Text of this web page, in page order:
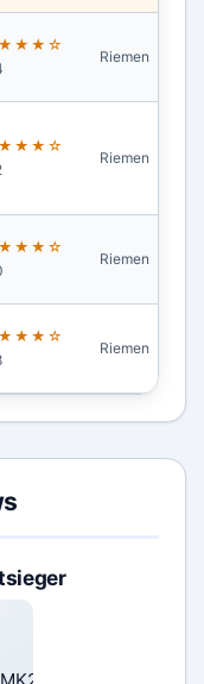
Riemen
Riemen
Riemen
Riemen